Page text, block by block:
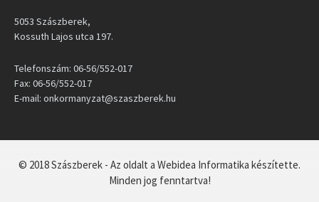
5053 Szászberek,
Kossuth Lajos utca 197.
Telefonszám: 06-56/552-017
Fax: 06-56/552-017
E-mail: onkormanyzat@szaszberek.hu
© 2018 Szászberek - Az oldalt a Webidea Informatika készítette.
Minden jog fenntartva!